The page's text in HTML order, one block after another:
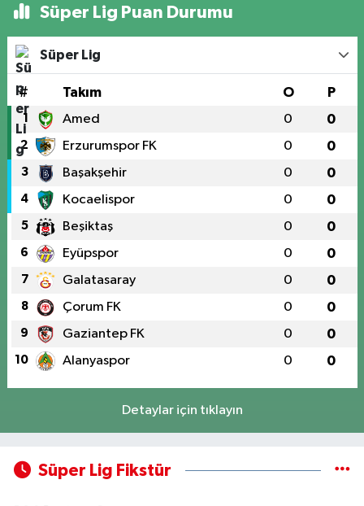
Süper Lig Puan Durumu
Süper Lig
# Takım O P
1 Amed 0 0
2 Erzurumspor FK 0 0
3 Başakşehir 0 0
4 Kocaelispor 0 0
5 Beşiktaş 0 0
6 Eyüpspor 0 0
7 Galatasaray 0 0
8 Çorum FK 0 0
9 Gaziantep FK 0 0
10 Alanyaspor 0 0
Detaylar için tıklayın
Süper Lig Fikstür